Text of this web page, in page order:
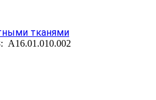
тканями
A16.01.010.002